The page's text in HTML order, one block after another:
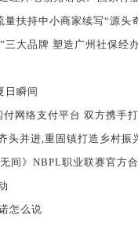
扶持中小商家续写“源头
大品牌 塑造广州社保经
日瞬间
网络支付平台 双方携手
头并进,重固镇打造乡村振
间》NBPL职业联赛官方合
怎么说